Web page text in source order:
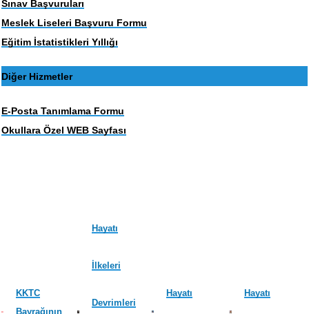
Sınav Başvuruları
Meslek Liseleri Başvuru Formu
Eğitim İstatistikleri Yıllığı
Diğer Hizmetler
E-Posta Tanımlama Formu
Okullara Özel WEB Sayfası
KKTC
Bayrağının
Hayatı
İlkeleri
Devrimleri
Hayatı Hayatı